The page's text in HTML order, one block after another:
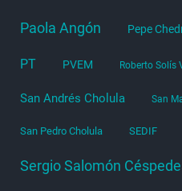
Paola Angón Pepe
PT PVEM Roberto Solís
San Andrés Cholula San
San Pedro Cholula SEDIF
Sergio Salomón